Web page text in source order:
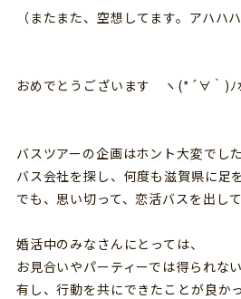
（またまた、空想してます。アハハハ
おめでとうございます ヽ(*´∀｀)
バスツアーの企画はホント大変でした
バス会社を探し、何度も滋賀県に足
でも、思い切って、恋活バスを出し
婚活中のみなさんにとっては、
お見合いやパーティーでは得られな
有し、行動を共にできたことが良か